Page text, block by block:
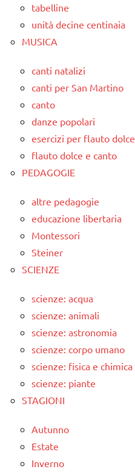
tabelline
unità decine centinaia
MUSICA
canti natalizi
canti per San Martino
canto
danze popolari
esercizi per flauto dolce
flauto dolce e canto
PEDAGOGIE
altre pedagogie
educazione libertaria
Montessori
Steiner
SCIENZE
scienze: acqua
scienze: animali
scienze: astronomia
scienze: corpo umano
scienze: fisica e chimica
scienze: piante
STAGIONI
Autunno
Estate
Inverno